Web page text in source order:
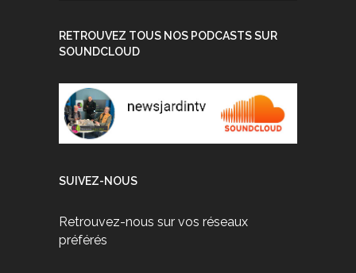
RETROUVEZ TOUS NOS PODCASTS SUR
SOUNDCLOUD
SUIVEZ-NOUS
Retrouvez-nous sur vos réseaux
préférés